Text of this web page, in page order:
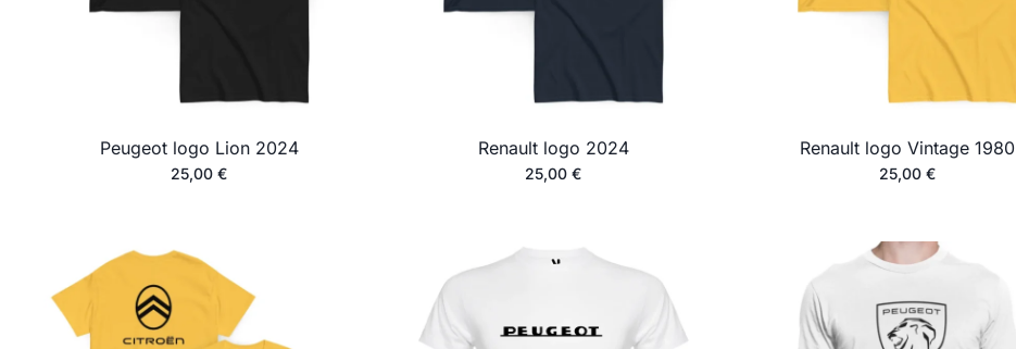
Peugeot logo Lion 2024
25,00 €
Renault logo 2024
25,00 €
Renault logo Vintage 1980
25,00 €